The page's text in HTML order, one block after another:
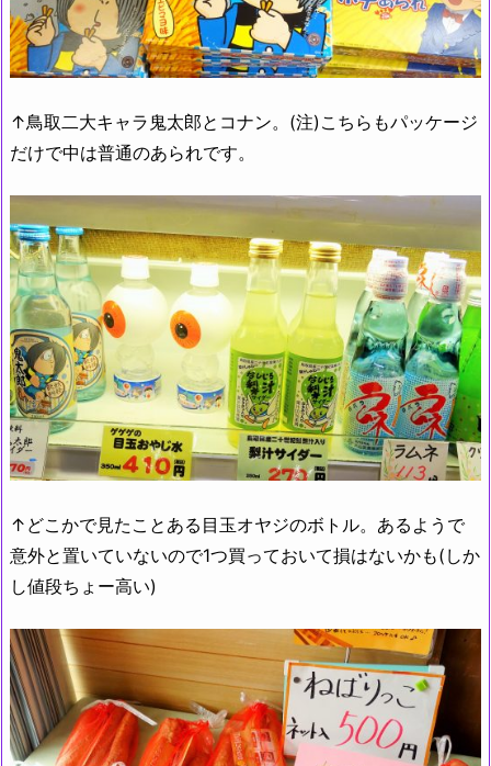
↑鳥取二大キャラ鬼太郎とコナン。(注)こちらもパッケージ
だけで中は普通のあられです。
↑どこかで見たことある目玉オヤジのボトル。あるようで
意外と置いていないので1つ買っておいて損はないかも(しか
し値段ちょー高い)